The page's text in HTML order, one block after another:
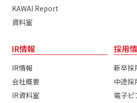
KAWAI Report
資料室
IR情報
IR情報
会社概要
IR資料室
採用
新卒採
中途採
電子ピ